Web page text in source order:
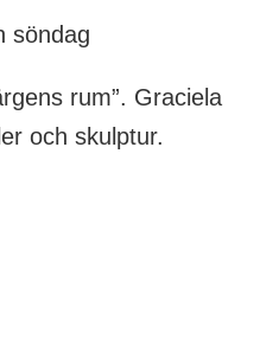
söndag
rum”. Graciela
och skulptur.